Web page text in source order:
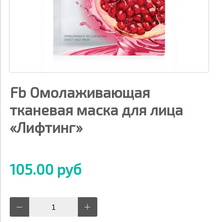
Fb Омолаживающая
тканевая маска для лица
«Лифтинг»
105.00 руб